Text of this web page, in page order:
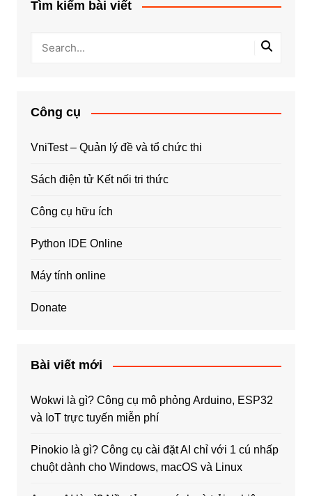
Tìm kiếm bài viết
Công cụ
VniTest – Quản lý đề và tổ chức thi
Sách điện tử Kết nối tri thức
Công cụ hữu ích
Python IDE Online
Máy tính online
Donate
Bài viết mới
Wokwi là gì? Công cụ mô phỏng Arduino, ESP32
và IoT trực tuyến miễn phí
Pinokio là gì? Công cụ cài đặt AI chỉ với 1 cú nhấp
chuột dành cho Windows, macOS và Linux